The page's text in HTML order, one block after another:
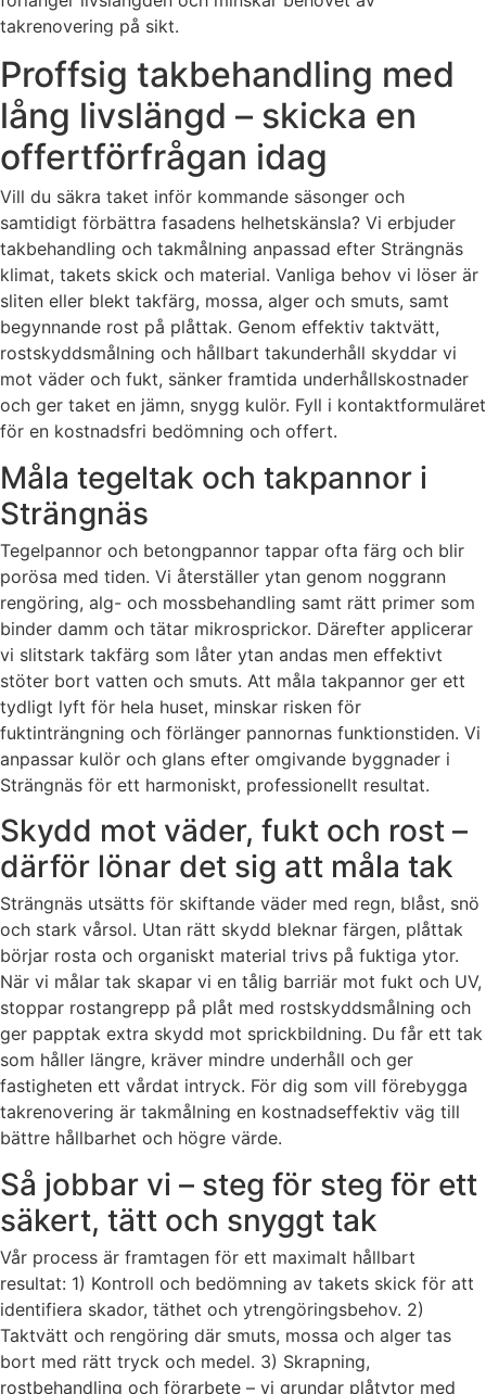
takrenovering på sikt.
Proffsig takbehandling med
lång livslängd – skicka en
offertförfrågan idag
Vill du säkra taket inför kommande säsonger och
samtidigt förbättra fasadens helhetskänsla? Vi erbjuder
takbehandling och takmålning anpassad efter Strängnäs
klimat, takets skick och material. Vanliga behov vi löser är
sliten eller blekt takfärg, mossa, alger och smuts, samt
begynnande rost på plåttak. Genom effektiv taktvätt,
rostskyddsmålning och hållbart takunderhåll skyddar vi
mot väder och fukt, sänker framtida underhållskostnader
och ger taket en jämn, snygg kulör. Fyll i kontaktformuläret
för en kostnadsfri bedömning och offert.
Måla tegeltak och takpannor i
Strängnäs
Tegelpannor och betongpannor tappar ofta färg och blir
porösa med tiden. Vi återställer ytan genom noggrann
rengöring, alg- och mossbehandling samt rätt primer som
binder damm och tätar mikrosprickor. Därefter applicerar
vi slitstark takfärg som låter ytan andas men effektivt
stöter bort vatten och smuts. Att måla takpannor ger ett
tydligt lyft för hela huset, minskar risken för
fuktinträngning och förlänger pannornas funktionstiden. Vi
anpassar kulör och glans efter omgivande byggnader i
Strängnäs för ett harmoniskt, professionellt resultat.
Skydd mot väder, fukt och rost –
därför lönar det sig att måla tak
Strängnäs utsätts för skiftande väder med regn, blåst, snö
och stark vårsol. Utan rätt skydd bleknar färgen, plåttak
börjar rosta och organiskt material trivs på fuktiga ytor.
När vi målar tak skapar vi en tålig barriär mot fukt och UV,
stoppar rostangrepp på plåt med rostskyddsmålning och
ger papptak extra skydd mot sprickbildning. Du får ett tak
som håller längre, kräver mindre underhåll och ger
fastigheten ett vårdat intryck. För dig som vill förebygga
takrenovering är takmålning en kostnadseffektiv väg till
bättre hållbarhet och högre värde.
Så jobbar vi – steg för steg för ett
säkert, tätt och snyggt tak
Vår process är framtagen för ett maximalt hållbart
resultat: 1) Kontroll och bedömning av takets skick för att
identifiera skador, täthet och ytrengöringsbehov. 2)
Taktvätt och rengöring där smuts, mossa och alger tas
bort med rätt tryck och medel. 3) Skrapning,
rostbehandling och förarbete – vi grundar plåtytor med